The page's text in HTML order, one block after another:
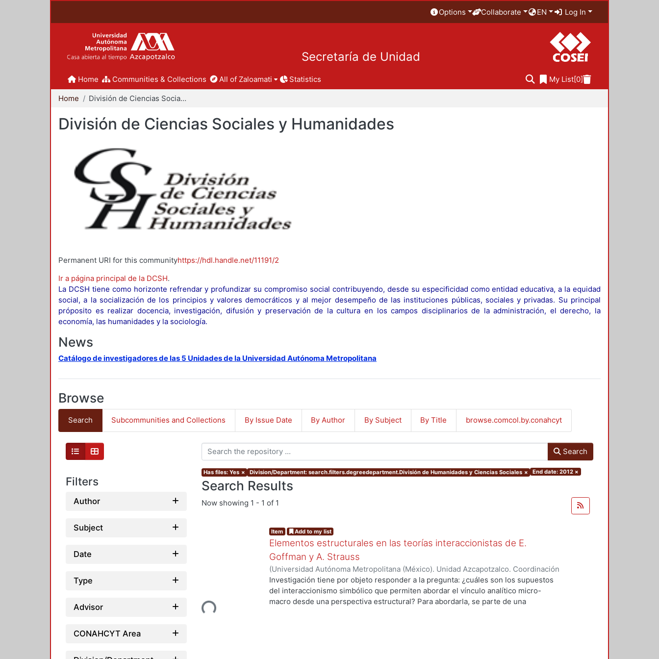
Options Collaborate EN Log In
Secretaría de Unidad
Home Communities & Collections All of Zaloamati Statistics My List[0]
Home División de Ciencias Sociales y Humanidades
División de Ciencias Sociales y Humanidades
Permanent URI for this communityhttps://hdl.handle.net/11191/2
Ir a página principal de la DCSH.
La DCSH tiene como horizonte refrendar y profundizar su compromiso social contribuyendo, desde su especificidad como entidad educativa, a la equidad
social, a la socialización de los principios y valores democráticos y al mejor desempeño de las instituciones públicas, sociales y privadas. Su principal
próposito es realizar docencia, investigación, difusión y preservación de la cultura en los campos disciplinarios de la administración, el derecho, la
economía, las humanidades y la sociología.
News
Catálogo de investigadores de las 5 Unidades de la Universidad Autónoma Metropolitana
Browse
Search Subcommunities and Collections By Issue Date By Author By Subject By Title browse.comcol.by.conahcyt
Filters
Author
Subject
Date
Type
Advisor
CONAHCYT Area
Search
Has files: Yes × Division/Department: search.filters.degreedepartment.División de Humanidades y Ciencias Sociales × End date: 2012 ×
Search Results
Now showing 1 - 1 of 1
Loading...
Item Add to my list
Elementos estructurales en las teorías interaccionistas de E.
Goffman y A. Strauss
(Universidad Autónoma Metropolitana (México). Unidad Azcapotzalco. Coordinación
de Servicios de Información.,2012)Gaytan Sánchez, Amalia Patricia
Investigación tiene por objeto responder a la pregunta: ¿cuáles son los supuestos
del interaccionismo simbólico que permiten abordar el vínculo analítico micro-
macro desde una perspectiva estructural? Para abordarla, se parte de una